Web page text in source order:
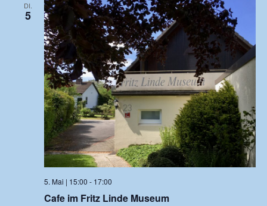
DI.
5
Cafe im Fritz Linde Museum
5. Mai | 15:00 - 17:00